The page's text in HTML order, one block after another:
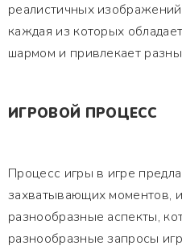
реалистичных
каждая из которых
шармом и привлекает
ИГРОВОЙ ПРОЦЕСС
Процесс игры в игре
захватывающих моментов,
разнообразные аспекты,
разнообразные запросы